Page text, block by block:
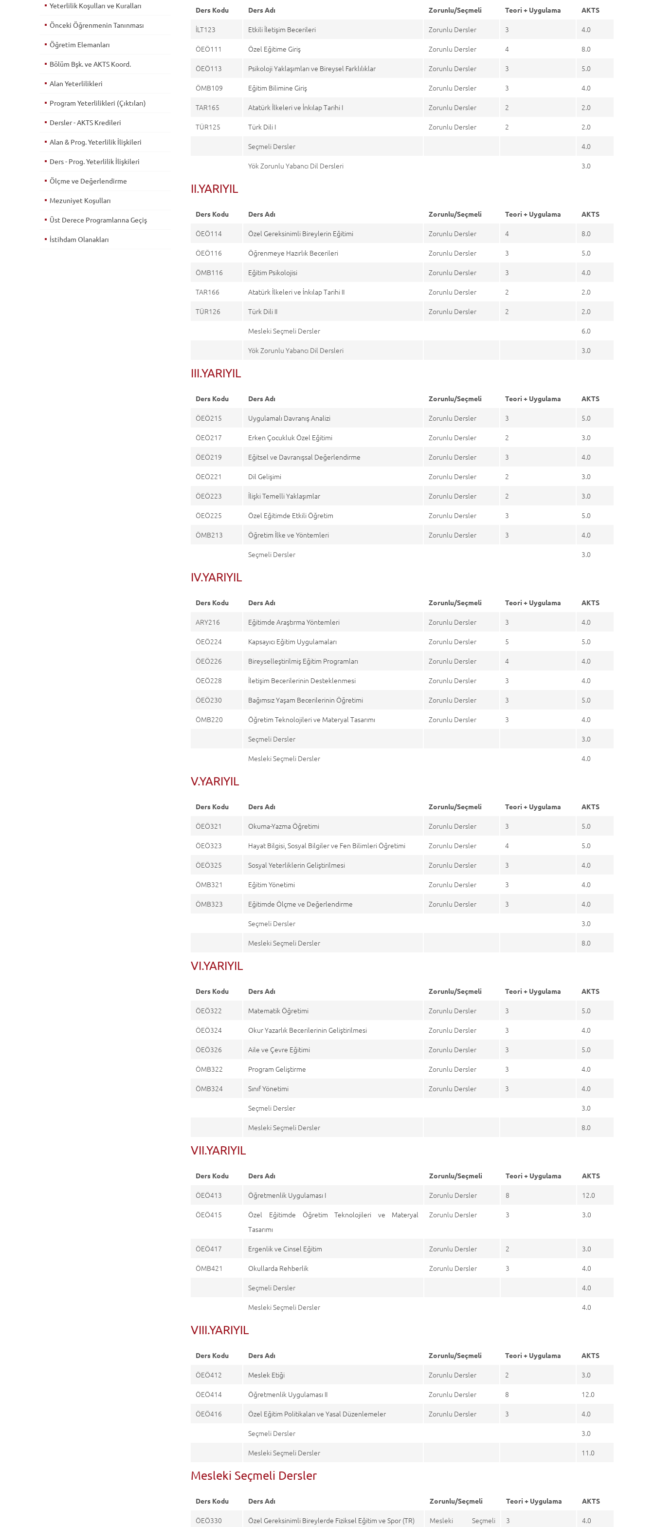
Ders Kodu Ders Adı Zorunlu/Seçmeli Teori + Uygulama AKTS
İLT123 Etkili İletişim Becerileri Zorunlu Dersler 3
4.0
ÖEÖ111
Özel Eğitime Giriş Zorunlu Dersler 4
8.0
ÖEÖ113
Psikoloji Yaklaşımları ve Bireysel Farklılıklar Zorunlu Dersler 3
5.0
ÖMB109
Eğitim Bilimine Giriş Zorunlu Dersler 3
4.0
TAR165
Atatürk İlkeleri ve İnkılap Tarihi I Zorunlu Dersler 2
2.0
TÜR125
Türk Dili I Zorunlu Dersler 2
2.0
Seçmeli Dersler
4.0
Yök Zorunlu Yabancı Dil Dersleri
3.0
II.YARIYIL
Ders Kodu Ders Adı Zorunlu/Seçmeli Teori + Uygulama AKTS
ÖEÖ114 Özel Gereksinimli Bireylerin Eğitimi Zorunlu Dersler 4
8.0
ÖEÖ116
Öğrenmeye Hazırlık Becerileri Zorunlu Dersler 3
5.0
ÖMB116
Eğitim Psikolojisi Zorunlu Dersler 3
4.0
TAR166
Atatürk İlkeleri ve İnkılap Tarihi II Zorunlu Dersler 2
2.0
TÜR126
Türk Dili II Zorunlu Dersler 2
2.0
Mesleki Seçmeli Dersler
6.0
Yök Zorunlu Yabancı Dil Dersleri
3.0
III.YARIYIL
Ders Kodu Ders Adı Zorunlu/Seçmeli Teori + Uygulama AKTS
ÖEÖ215 Uygulamalı Davranış Analizi Zorunlu Dersler 3
5.0
ÖEÖ217
Erken Çocukluk Özel Eğitimi Zorunlu Dersler 2
3.0
ÖEÖ219
Eğitsel ve Davranışsal Değerlendirme Zorunlu Dersler 3
4.0
ÖEÖ221
Dil Gelişimi Zorunlu Dersler 2
3.0
ÖEÖ223
İlişki Temelli Yaklaşımlar Zorunlu Dersler 2
3.0
ÖEÖ225
Özel Eğitimde Etkili Öğretim Zorunlu Dersler 3
5.0
ÖMB213
Öğretim İlke ve Yöntemleri Zorunlu Dersler 3
4.0
Seçmeli Dersler
3.0
IV.YARIYIL
Ders Kodu Ders Adı Zorunlu/Seçmeli Teori + Uygulama AKTS
ARY216 Eğitimde Araştırma Yöntemleri Zorunlu Dersler 3
4.0
ÖEÖ224
Kapsayıcı Eğitim Uygulamaları Zorunlu Dersler 5
5.0
ÖEÖ226
Bireyselleştirilmiş Eğitim Programları Zorunlu Dersler 4
4.0
ÖEÖ228
İletişim Becerilerinin Desteklenmesi Zorunlu Dersler 3
4.0
ÖEÖ230
Bağımsız Yaşam Becerilerinin Öğretimi Zorunlu Dersler 3
5.0
ÖMB220
Öğretim Teknolojileri ve Materyal Tasarımı Zorunlu Dersler 3
4.0
Seçmeli Dersler
3.0
Mesleki Seçmeli Dersler
4.0
V.YARIYIL
Ders Kodu Ders Adı Zorunlu/Seçmeli Teori + Uygulama AKTS
ÖEÖ321 Okuma-Yazma Öğretimi Zorunlu Dersler 3
5.0
ÖEÖ323
Hayat Bilgisi, Sosyal Bilgiler ve Fen Bilimleri Öğretimi Zorunlu Dersler 4
5.0
ÖEÖ325
Sosyal Yeterliklerin Geliştirilmesi Zorunlu Dersler 3
4.0
ÖMB321
Eğitim Yönetimi Zorunlu Dersler 3
4.0
ÖMB323
Eğitimde Ölçme ve Değerlendirme Zorunlu Dersler 3
4.0
Seçmeli Dersler
3.0
Mesleki Seçmeli Dersler
8.0
VI.YARIYIL
Ders Kodu Ders Adı Zorunlu/Seçmeli Teori + Uygulama AKTS
ÖEÖ322 Matematik Öğretimi Zorunlu Dersler 3
5.0
ÖEÖ324
Okur Yazarlık Becerilerinin Geliştirilmesi Zorunlu Dersler 3
4.0
ÖEÖ326
Aile ve Çevre Eğitimi Zorunlu Dersler 3
5.0
ÖMB322
Program Geliştirme Zorunlu Dersler 3
4.0
ÖMB324
Sınıf Yönetimi Zorunlu Dersler 3
4.0
Seçmeli Dersler
3.0
Mesleki Seçmeli Dersler
8.0
VII.YARIYIL
Ders Kodu Ders Adı Zorunlu/Seçmeli Teori + Uygulama AKTS
ÖEÖ413 Öğretmenlik Uygulaması I Zorunlu Dersler 8
12.0
ÖEÖ415
Özel Eğitimde Öğretim Teknolojileri ve Materyal
Tasarımı
Zorunlu Dersler 3 3.0
ÖEÖ417 Ergenlik ve Cinsel Eğitim Zorunlu Dersler 2
3.0
ÖMB421
Okullarda Rehberlik Zorunlu Dersler 3
4.0
Seçmeli Dersler
4.0
Mesleki Seçmeli Dersler
4.0
VIII.YARIYIL
Ders Kodu Ders Adı Zorunlu/Seçmeli Teori + Uygulama AKTS
ÖEÖ412 Meslek Etiği Zorunlu Dersler 2
3.0
ÖEÖ414
Öğretmenlik Uygulaması II Zorunlu Dersler 8
12.0
ÖEÖ416
Özel Eğitim Politikaları ve Yasal Düzenlemeler Zorunlu Dersler 3
4.0
Seçmeli Dersler
3.0
Mesleki Seçmeli Dersler
11.0
Mesleki Seçmeli Dersler
Ders Kodu Ders Adı Zorunlu/Seçmeli Teori + Uygulama AKTS
ÖEÖ330 Özel Gereksinimli Bireylerde Fiziksel Eğitim ve Spor (TR) Mesleki Seçmeli 3 4.0
Yeterlilik Koşulları ve Kuralları
Önceki Öğrenmenin Tanınması
Öğretim Elemanları
Bölüm Bşk. ve AKTS Koord.
Alan Yeterlilikleri
Program Yeterlilikleri (Çıktıları)
Dersler - AKTS Kredileri
Alan & Prog. Yeterlilik İlişkileri
Ders - Prog. Yeterlilik İlişkileri
Ölçme ve Değerlendirme
Mezuniyet Koşulları
Üst Derece Programlarına Geçiş
İstihdam Olanakları